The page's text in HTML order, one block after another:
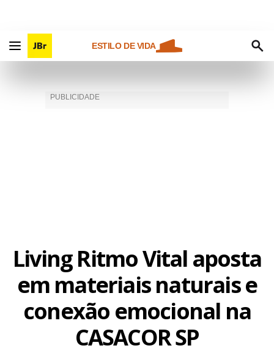
ESTILO DE VIDA
Living Ritmo Vital aposta
em materiais naturais e
conexão emocional na
CASACOR SP